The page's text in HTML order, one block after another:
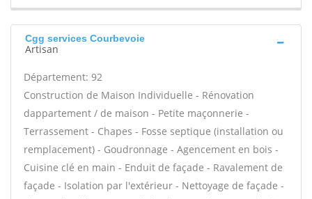
Cgg services Courbevoie
Artisan
Département: 92
Construction de Maison Individuelle - Rénovation
dappartement / de maison - Petite maçonnerie -
Terrassement - Chapes - Fosse septique (installation ou
remplacement) - Goudronnage - Agencement en bois -
Cuisine clé en main - Enduit de façade - Ravalement de
façade - Isolation par l'extérieur - Nettoyage de façade -